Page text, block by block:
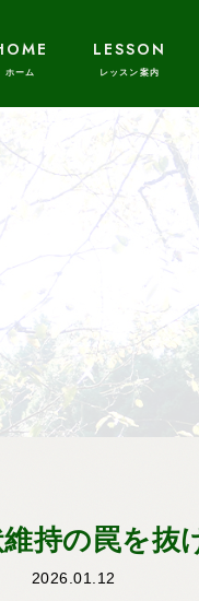
LESSON
持の罠を抜
2026.01.12